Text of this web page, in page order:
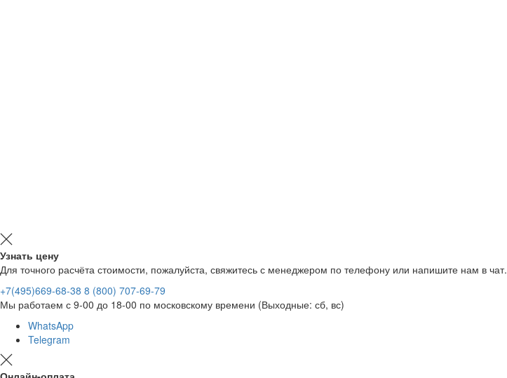
Узнать цену
Для точного расчёта стоимости, пожалуйста, свяжитесь с менеджером по телефону или напишите нам в чат.
+7(495)669-68-38 8 (800) 707-69-79
Мы работаем с 9-00 до 18-00 по московскому времени (Выходные: сб, вс)
WhatsApp
Telegram